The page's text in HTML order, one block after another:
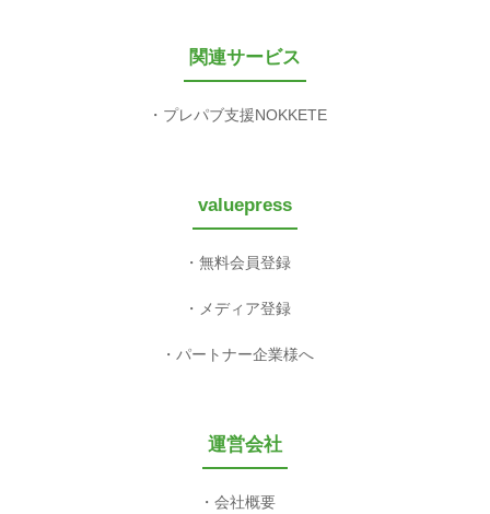
関連サービス
プレパブ支援NOKKETE
valuepress
無料会員登録
メディア登録
パートナー企業様へ
運営会社
会社概要